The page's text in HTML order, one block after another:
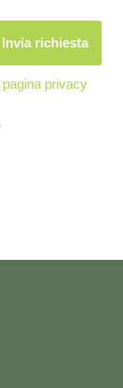
pagina privacy